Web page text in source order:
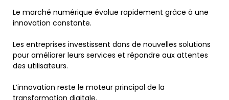
Le marché numérique évolue rapidement grâce à une
innovation constante.
Les entreprises investissent dans de nouvelles solutions
pour améliorer leurs services et répondre aux attentes
des utilisateurs.
L’innovation reste le moteur principal de la
transformation digitale.